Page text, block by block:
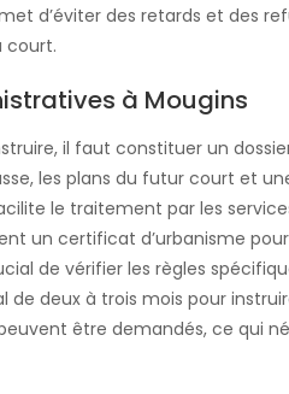
d’éviter des retards et des
court.
à Mougins
il faut constituer un
les plans du futur court et
le traitement par les
un certificat d’urbanisme
de vérifier les règles
de deux à trois mois pour
être demandés, ce qui